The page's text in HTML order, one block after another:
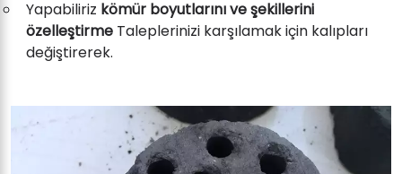
Yapabiliriz kömür boyutlarını ve şekillerini
özelleştirme Taleplerinizi karşılamak için kalıpları
değiştirerek.